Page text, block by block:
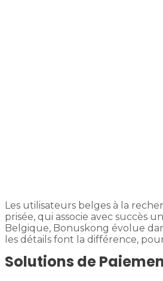
Les utilisateurs belges à la
prisée, qui associe avec succès
Belgique, Bonuskong évolue
les détails font la différence,
Solutions de